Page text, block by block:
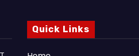
Quick Links